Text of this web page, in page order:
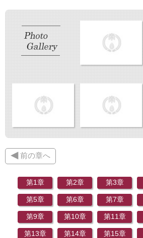
◀ 前の章へ
第1章 第2章 第3章
第5章 第6章 第7章
第9章 第10章 第11章
第13章 第14章 第15章